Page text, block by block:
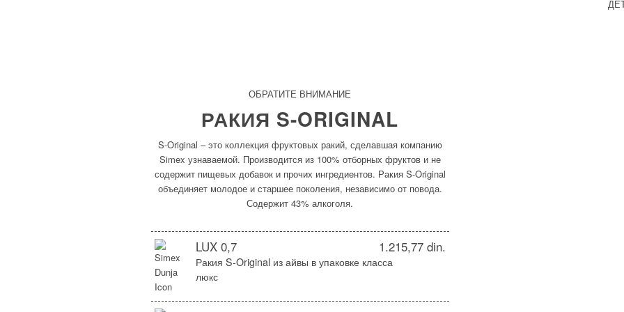
ОБРАТИТЕ ВНИМАНИЕ
РАКИЯ S-ORIGINAL
S-Original – это коллекция фруктовых ракий, сделавшая компанию
Simex узнаваемой. Производится из 100% отборных фруктов и не
содержит пищевых добавок и прочих ингредиентов. Ракия S-Original
объединяет молодое и старшее поколения, независимо от повода.
Содержит 43% алкоголя.
LUX 0,7 1.215,77 din.
Ракия S-Original из айвы в упаковке класса
люкс